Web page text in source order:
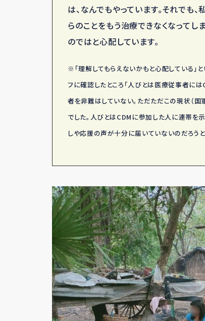
は、なんでもやっています。それでも
らのことをもう治療できなくなって
のではと心配しています。
※「理解してもらえないかもと心配している」
フに確認したところ「人びとは医療従事者に
者を非難はしていない。ただただこの現状（国
でした。人びとはCDMに参加した人に連帯を
しや応援の声が十分に届いていないのだろうと